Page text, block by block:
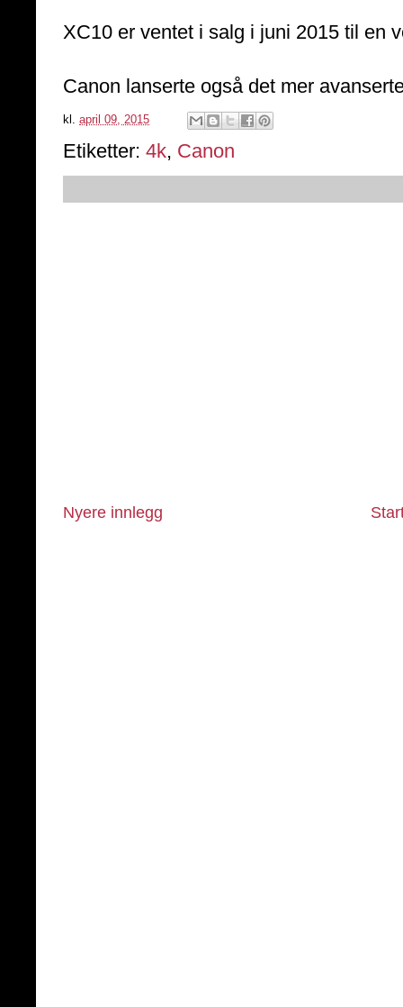
XC10 er ventet i salg i juni 2015 til en
Canon lanserte også det mer
kl. april 09, 2015
Etiketter: 4k, Canon
Nyere innlegg